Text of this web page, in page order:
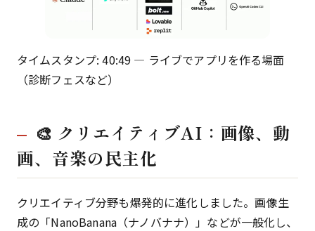
タイムスタンプ: 40:49 — ライブでアプリを作る場面
（診断フェスなど）
🎨 クリエイティブAI：画像、動
画、音楽の民主化
クリエイティブ分野も爆発的に進化しました。画像生
成の「NanoBanana（ナノバナナ）」などが一般化し、